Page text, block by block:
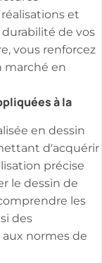
et
durabilité de vos
vous renforcez
marché en
à la
en dessin
d'acquérir
précise
le dessin de
les
des
normes de